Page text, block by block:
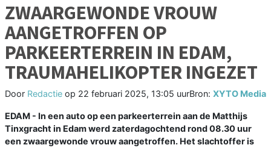
ZWAARGEWONDE VROUW
AANGETROFFEN OP
PARKEERTERREIN IN EDAM,
TRAUMAHELIKOPTER INGEZET
Door Redactie op 22 februari 2025, 13:05 uurBron: XYTO Media
EDAM - In een auto op een parkeerterrein aan de Matthijs
Tinxgracht in Edam werd zaterdagochtend rond 08.30 uur
een zwaargewonde vrouw aangetroffen. Het slachtoffer is